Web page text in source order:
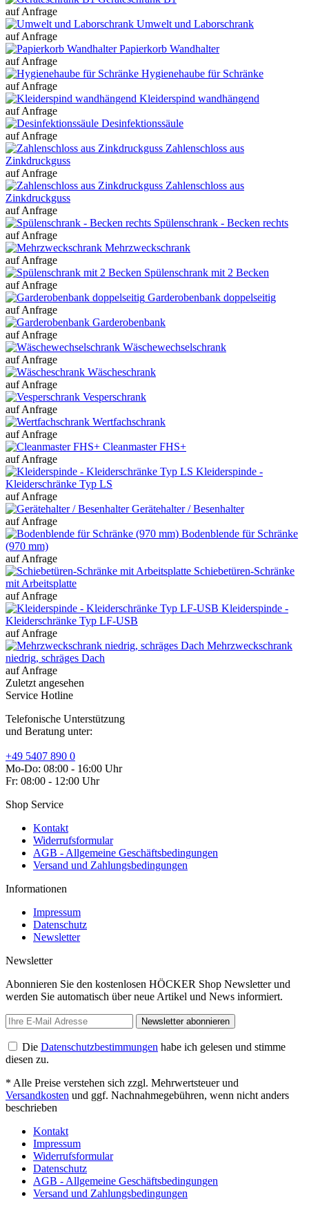
auf Anfrage
Umwelt und Laborschrank
auf Anfrage
Papierkorb Wandhalter
auf Anfrage
Hygienehaube für Schränke
auf Anfrage
Kleiderspind wandhängend
auf Anfrage
Desinfektionssäule
auf Anfrage
Zahlenschloss aus
Zinkdruckguss
auf Anfrage
Zahlenschloss aus
Zinkdruckguss
auf Anfrage
Spülenschrank - Becken rechts
auf Anfrage
Mehrzweckschrank
auf Anfrage
Spülenschrank mit 2 Becken
auf Anfrage
Garderobenbank doppelseitig
auf Anfrage
Garderobenbank
auf Anfrage
Wäschewechselschrank
auf Anfrage
Wäscheschrank
auf Anfrage
Vesperschrank
auf Anfrage
Wertfachschrank
auf Anfrage
Cleanmaster FHS+
auf Anfrage
Kleiderspinde -
Kleiderschränke Typ LS
auf Anfrage
Gerätehalter / Besenhalter
auf Anfrage
Bodenblende für Schränke
(970 mm)
auf Anfrage
Schiebetüren-Schränke
mit Arbeitsplatte
auf Anfrage
Kleiderspinde -
Kleiderschränke Typ LF-USB
auf Anfrage
Mehrzweckschrank
niedrig, schräges Dach
auf Anfrage
Zuletzt angesehen
Service Hotline
Telefonische Unterstützung
und Beratung unter:
+49 5407 890 0
Mo-Do: 08:00 - 16:00 Uhr
Fr: 08:00 - 12:00 Uhr
Shop Service
Kontakt
Widerrufsformular
AGB - Allgemeine Geschäftsbedingungen
Versand und Zahlungsbedingungen
Informationen
Impressum
Datenschutz
Newsletter
Newsletter
Abonnieren Sie den kostenlosen HÖCKER Shop Newsletter und
werden Sie automatisch über neue Artikel und News informiert.
Newsletter abonnieren
Die Datenschutzbestimmungen habe ich gelesen und stimme
diesen zu.
* Alle Preise verstehen sich zzgl. Mehrwertsteuer und
Versandkosten und ggf. Nachnahmegebühren, wenn nicht anders
beschrieben
Kontakt
Impressum
Widerrufsformular
Datenschutz
AGB - Allgemeine Geschäftsbedingungen
Versand und Zahlungsbedingungen